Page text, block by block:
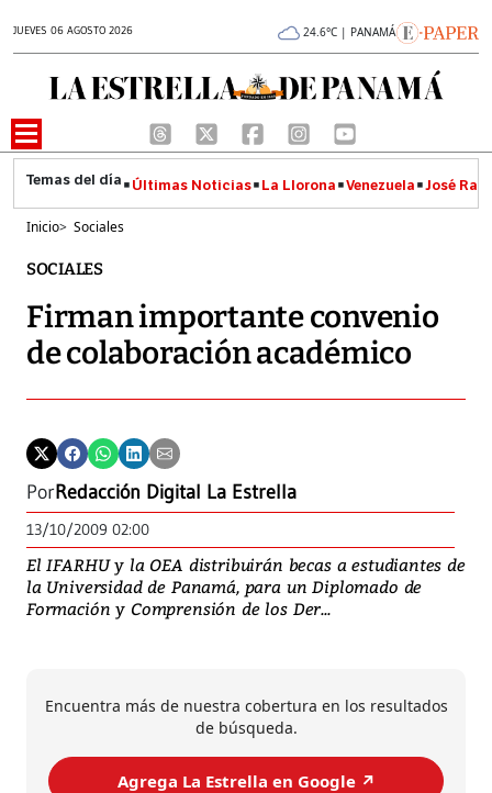
JUEVES 06 AGOSTO 2026 24.6°C | PANAMÁ
Últimas Noticias La Llorona Venezuela José
Inicio> Sociales
SOCIALES
Firman importante convenio
de colaboración académico
PorRedacción Digital La Estrella
13/10/2009 02:00
El IFARHU y la OEA distribuirán becas a estudiantes de
la Universidad de Panamá, para un Diplomado de
Formación y Comprensión de los Der...
Encuentra más de nuestra cobertura en los resultados
de búsqueda.
Agrega La Estrella en Google ↗️